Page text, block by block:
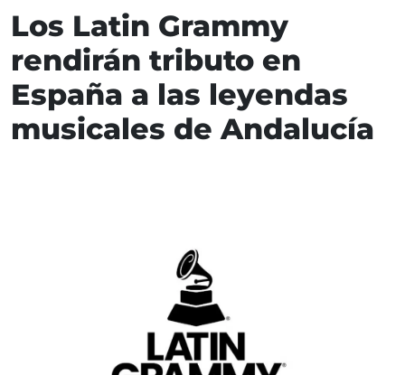
Los Latin Grammy
rendirán tributo en
España a las leyendas
musicales de Andalucía